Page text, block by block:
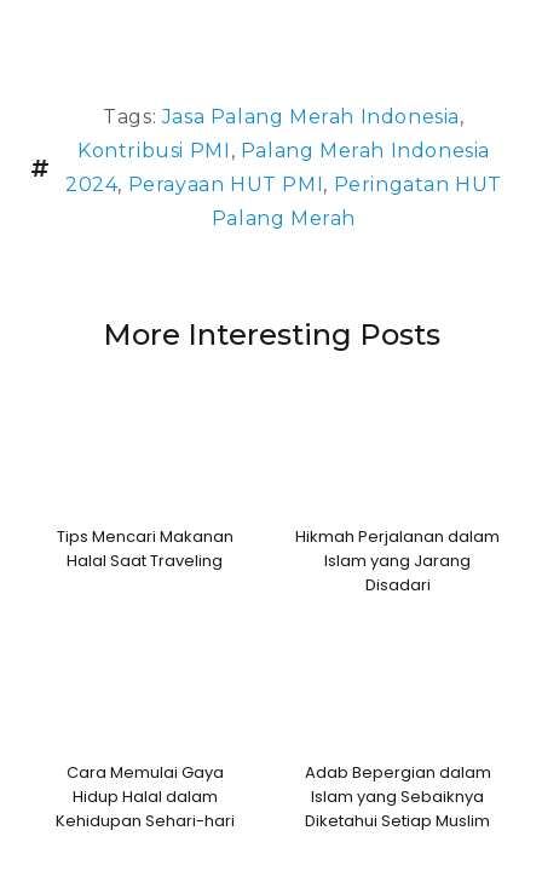
Tags:Jasa Palang Merah Indonesia,
Kontribusi PMI , Palang Merah Indonesia
2024, Perayaan HUT PMI , Peringatan HUT
Palang Merah
More Interesting Posts
Tips Mencari Makanan
Halal Saat Traveling
Hikmah Perjalanan dalam
Islam yang Jarang
Disadari
Cara Memulai Gaya
Hidup Halal dalam
Kehidupan Sehari-hari
Adab Bepergian dalam
Islam yang Sebaiknya
Diketahui Setiap Muslim